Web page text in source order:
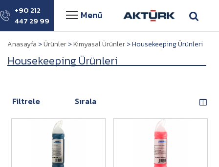
+90 212
447 29 99
Menü
Anasayfa >Ürünler>Kimyasal Ürünler> Housekeeping Ürünleri
Housekeeping Ürünleri
Filtrele Sırala